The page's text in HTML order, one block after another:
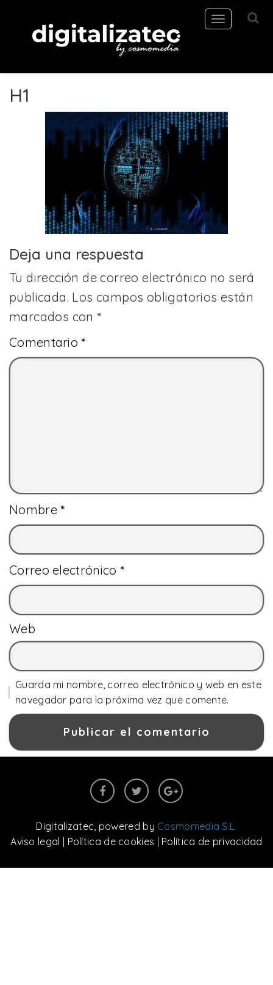
Toggle
navigation
H1
Deja una respuesta
Tu dirección de correo electrónico no será
publicada. Los campos obligatorios están
marcados con*
Comentario*
Nombre*
Correo electrónico *
Web
Guarda mi nombre, correo electrónico y web en este
navegador para la próxima vez que comente.
Digitalizatec , powered by Cosmomedia S.L.
Aviso legal | Política de cookies | Política de privacidad